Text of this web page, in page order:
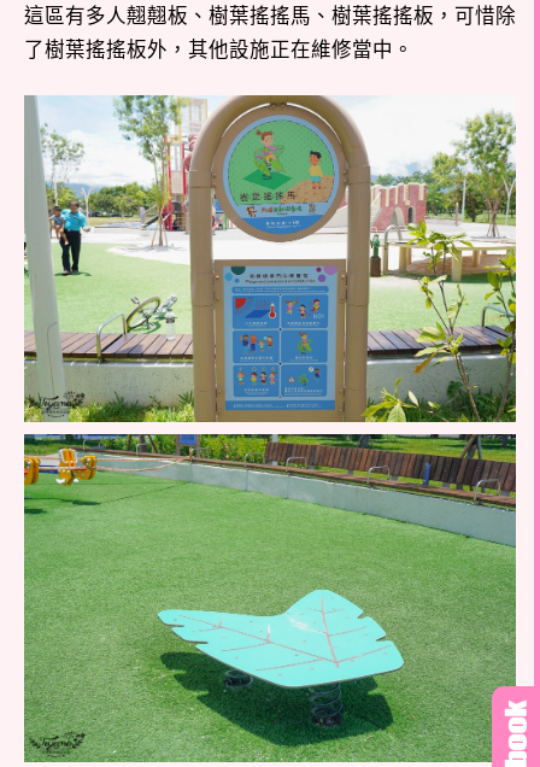
這區有多人翹翹板、樹葉搖搖馬、樹葉搖搖板，可惜除
了樹葉搖搖板外，其他設施正在維修當中。